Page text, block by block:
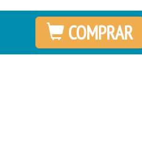
COMPRAR